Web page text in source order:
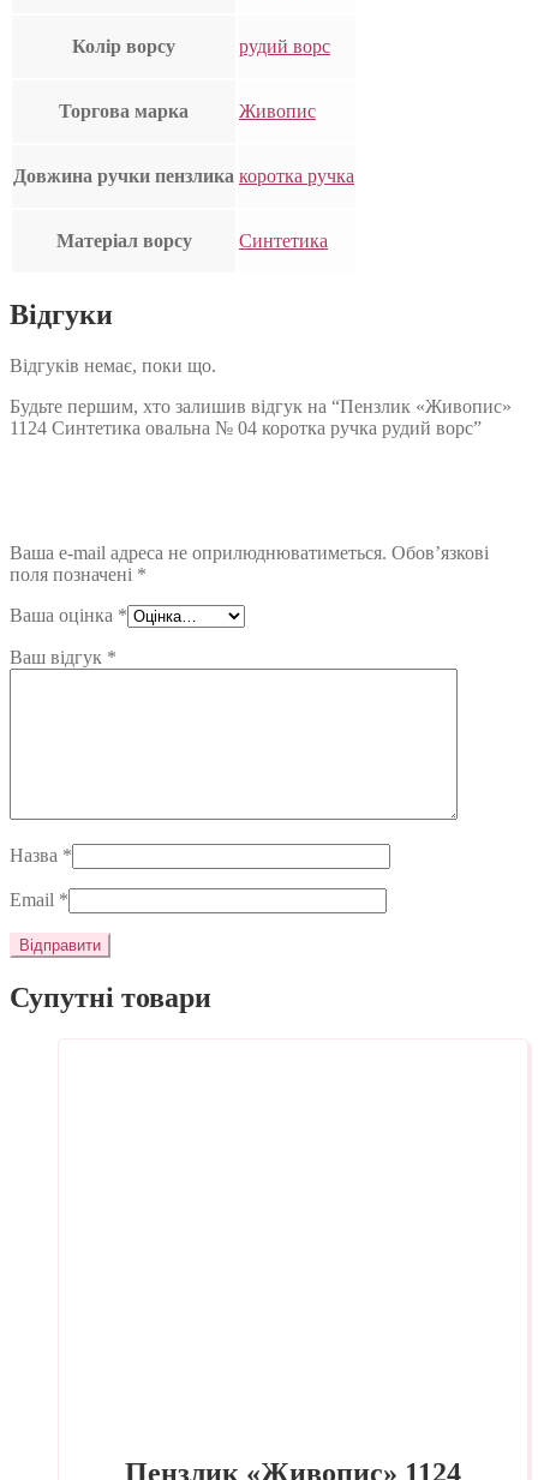
Колір ворсу рудий ворс
Торгова марка Живопис
Довжина ручки пензлика коротка ручка
Матеріал ворсу Синтетика
Відгуки
Відгуків немає, поки що.
Будьте першим, хто залишив відгук на “Пензлик «Живопис»
1124 Синтетика овальна № 04 коротка ручка рудий ворс”
Ваша e-mail адреса не оприлюднюватиметься. Обов’язкові
поля позначені *
Ваша оцінка *
Ваш відгук *
Назва *
Email *
Супутні товари
Пензлик «Живопис» 1124